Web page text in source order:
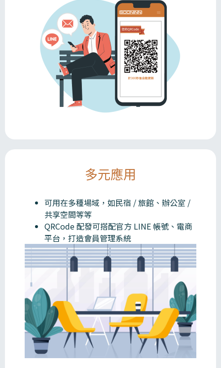
多元應用
可用在多種場域，如民宿 / 旅館、辦公室 /
共享空間等等
QRCode 配發可搭配官方 LINE 帳號、電商
平台，打造會員管理系統